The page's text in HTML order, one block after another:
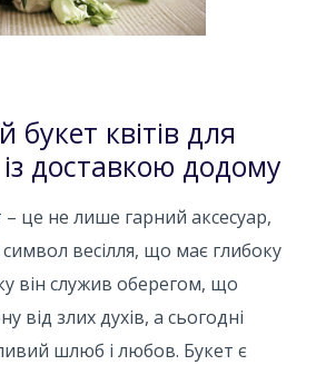
квітів для
доставкою додому
– це не лише гарний аксесуар,
весілля, що має глибоку
він служив оберегом, що
від злих духів, а сьогодні
шлюб і любов. Букет є